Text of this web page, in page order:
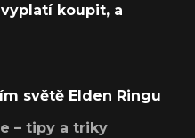
koupit, a
světě Elden Ringu
– tipy a triky